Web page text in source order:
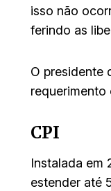
isso não
ferindo as
O presidente
requerimento
CPI
Instalada em
estender até